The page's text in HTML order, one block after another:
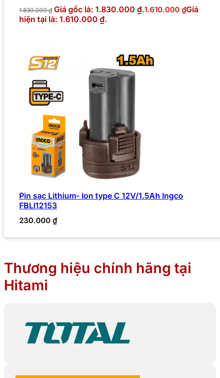
1.830.000₫ Giá gốc là: 1.830.000 ₫.1.610.000 ₫Giá
hiện tại là: 1.610.000 ₫.
Pin sạc Lithium- Ion type C 12V/1.5Ah Ingco
FBLI12153
230.000 ₫
Thương hiệu chính hãng tại
Hitami